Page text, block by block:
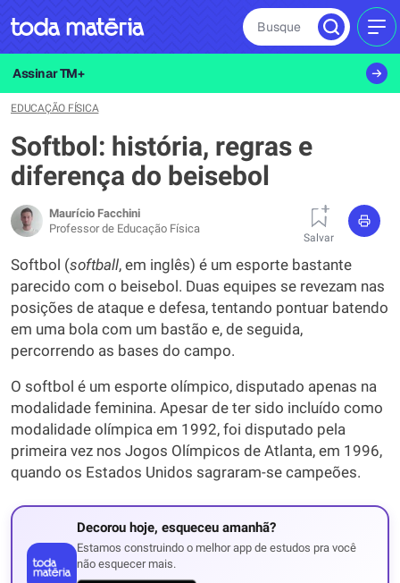
Busque
Assinar TM+
EDUCAÇÃO FÍSICA
Softbol: história, regras e
diferença do beisebol
Maurício Facchini
Professor de Educação Física
Salvar
Softbol (softball, em inglês) é um esporte bastante
parecido com o beisebol. Duas equipes se revezam nas
posições de ataque e defesa, tentando pontuar batendo
em uma bola com um bastão e, de seguida,
percorrendo as bases do campo.
O softbol é um esporte olímpico, disputado apenas na
modalidade feminina. Apesar de ter sido incluído como
modalidade olímpica em 1992, foi disputado pela
primeira vez nos Jogos Olímpicos de Atlanta, em 1996,
quando os Estados Unidos sagraram-se campeões.
Decorou hoje, esqueceu amanhã?
Estamos construindo o melhor app de estudos pra você
não esquecer mais.